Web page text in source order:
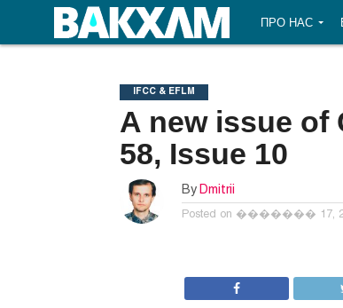
ПРО НАС
IFCC & EFLM
A new issue of
58, Issue 10
By Dmitrii
Posted on ������� 17,